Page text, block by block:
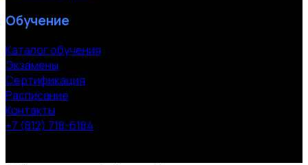
Обучение
Каталог обучения
Экзамены
Сертификация
Расписание
Контакты
+7 (812) 718-6184